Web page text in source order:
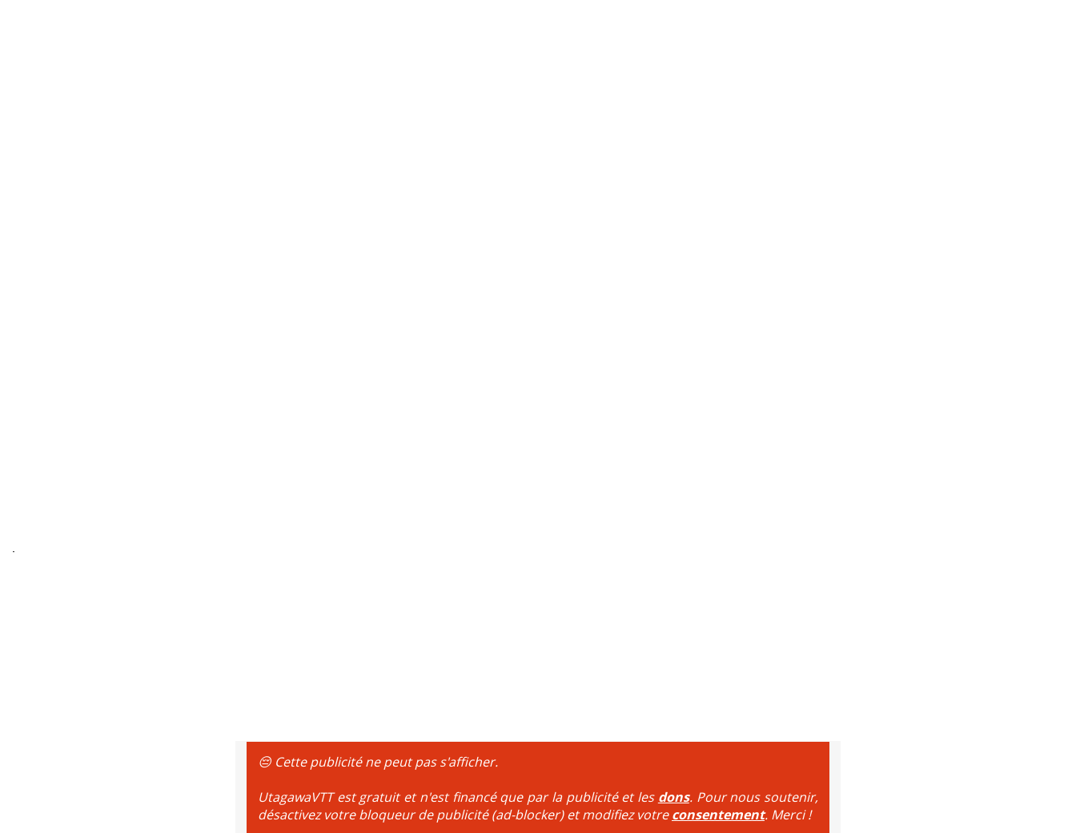
😔 Cette publicité ne peut pas s'afficher.
UtagawaVTT est gratuit et n'est financé que par la publicité et les dons. Pour nous soutenir,
désactivez votre bloqueur de publicité (ad-blocker) et modifiez votreconsentement. Merci !